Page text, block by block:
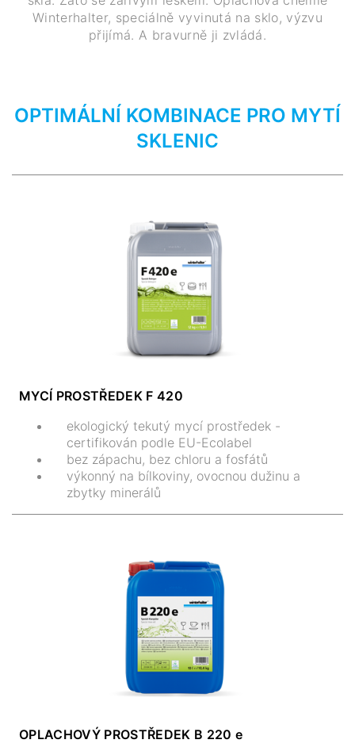
Winterhalter, speciálně vyvinutá na sklo, výzvu
přijímá. A bravurně ji zvládá.
OPTIMÁLNÍ KOMBINACE PRO MYTÍ
SKLENIC
MYCÍ PROSTŘEDEK F 420
ekologický tekutý mycí prostředek -
certifikován podle EU-Ecolabel
bez zápachu, bez chloru a fosfátů
výkonný na bílkoviny, ovocnou dužinu a
zbytky minerálů
OPLACHOVÝ PROSTŘEDEK B 220 e